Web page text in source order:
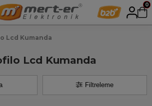
0
Lcd Kumanda
Lcd Kumanda
Filtreleme